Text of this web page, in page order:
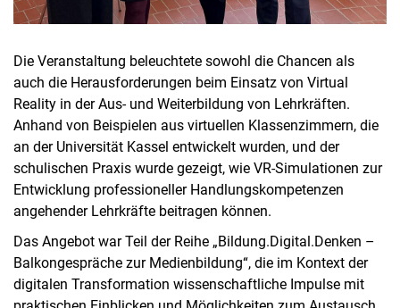
Die Veranstaltung beleuchtete sowohl die Chancen als
auch die Herausforderungen beim Einsatz von Virtual
Reality in der Aus- und Weiterbildung von Lehrkräften.
Anhand von Beispielen aus virtuellen Klassenzimmern, die
an der Universität Kassel entwickelt wurden, und der
schulischen Praxis wurde gezeigt, wie VR-Simulationen zur
Entwicklung professioneller Handlungskompetenzen
angehender Lehrkräfte beitragen können.
Das Angebot war Teil der Reihe „Bildung.Digital.Denken –
Balkongespräche zur Medienbildung“, die im Kontext der
digitalen Transformation wissenschaftliche Impulse mit